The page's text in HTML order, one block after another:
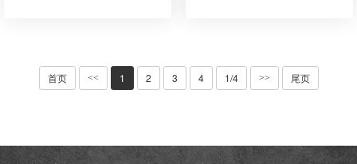
首页 << 1 2 3 4 1/4 >> 尾页